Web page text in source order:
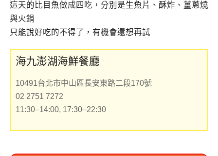
這天的比目魚做成四吃，分別是生魚片、酥炸、薑蔥燒
與火鍋
只能說好吃的不得了，有機會還想再試
海九澎湖海鮮餐廳
10491台北市中山區長安東路二段170號
02 2751 7272
11:30–14:00, 17:30–22:30